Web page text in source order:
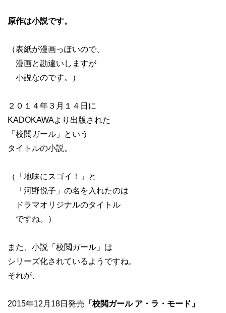
原作は小説です。
（表紙が漫画っぽいので、
漫画と勘違いしますが
小説なのです。）
２０１４年３月１４日に
KADOKAWAより出版された
「校閲ガール」という
タイトルの小説。
（「地味にスゴイ！」と
「河野悦子」の名を入れたのは
ドラマオリジナルのタイトル
ですね。）
また、小説「校閲ガール」は
シリーズ化されているようですね。
それが、
2015年12月18日発売 「校閲ガール ア・ラ・モード」